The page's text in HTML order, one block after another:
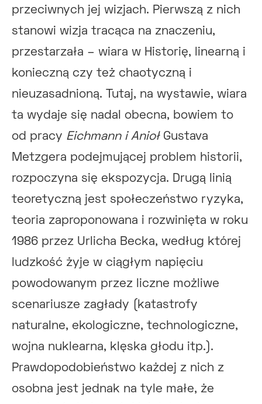
przeciwnych jej wizjach. Pierwszą z nich
stanowi wizja tracąca na znaczeniu,
przestarzała – wiara w Historię, linearną i
konieczną czy też chaotyczną i
nieuzasadnioną. Tutaj, na wystawie, wiara
ta wydaje się nadal obecna, bowiem to
od pracy Eichmann i AniołGustava
Metzgera podejmującej problem historii,
rozpoczyna się ekspozycja. Drugą linią
teoretyczną jest społeczeństwo ryzyka,
teoria zaproponowana i rozwinięta w roku
1986 przez Urlicha Becka, według której
ludzkość żyje w ciągłym napięciu
powodowanym przez liczne możliwe
scenariusze zagłady (katastrofy
naturalne, ekologiczne, technologiczne,
wojna nuklearna, klęska głodu itp.).
Prawdopodobieństwo każdej z nich z
osobna jest jednak na tyle małe, że